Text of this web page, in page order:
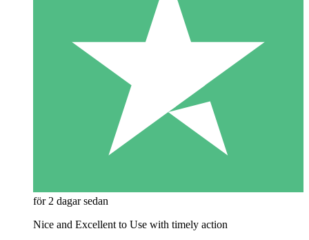
för 2 dagar sedan
Nice and Excellent to Use with timely action